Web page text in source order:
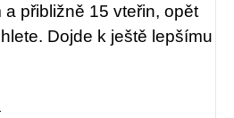
přibližně 15 vteřin, opět
Dojde k ještě lepšímu